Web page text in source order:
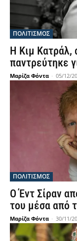
ΠΟΛΙΤΙΣΜΟΣ
Η Κιμ Κατράλ,
παντρεύτηκε
Μαρίζα Φόντα - 05/12/
ΠΟΛΙΤΙΣΜΟΣ
Ο Έντ Σίραν
του μέσα από
Μαρίζα Φόντα - 30/11/